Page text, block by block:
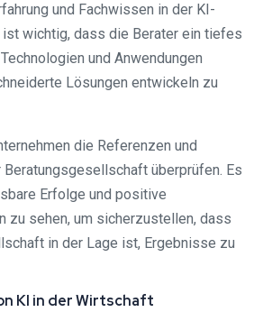
und Fachwissen in der KI-
ist wichtig, dass die Berater ein tiefes
und Anwendungen
Lösungen entwickeln zu
die Referenzen und
überprüfen. Es
Erfolge und positive
zu sehen, um sicherzustellen, dass
in der Lage ist, Ergebnisse zu
KI in der Wirtschaft